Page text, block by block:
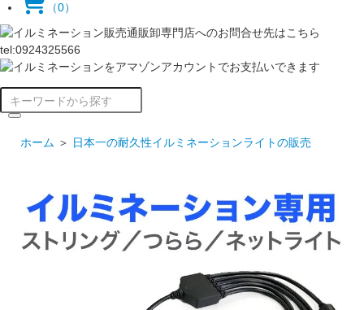
（0）
ホーム ＞ 日本一の耐久性イルミネーションライトの販売